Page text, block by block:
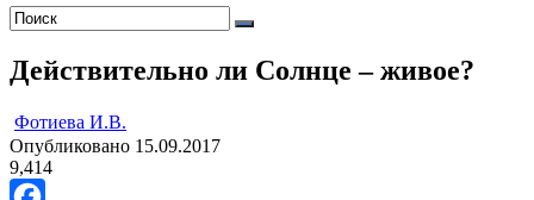
Действительно ли Солнце – живое?
Фотиева И.В.
Опубликовано 15.09.2017
9,414